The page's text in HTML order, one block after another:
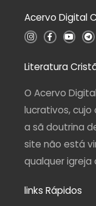
e
5
Acervo Digital
I
n
a
g
a
m
F
a
b
o
k
-
f
Y
o
u
b
T
e
g
r
m
Literatura
O Acervo
lucrativos,
a sã doutrina
site não está
qualquer igreja
links Rápidos